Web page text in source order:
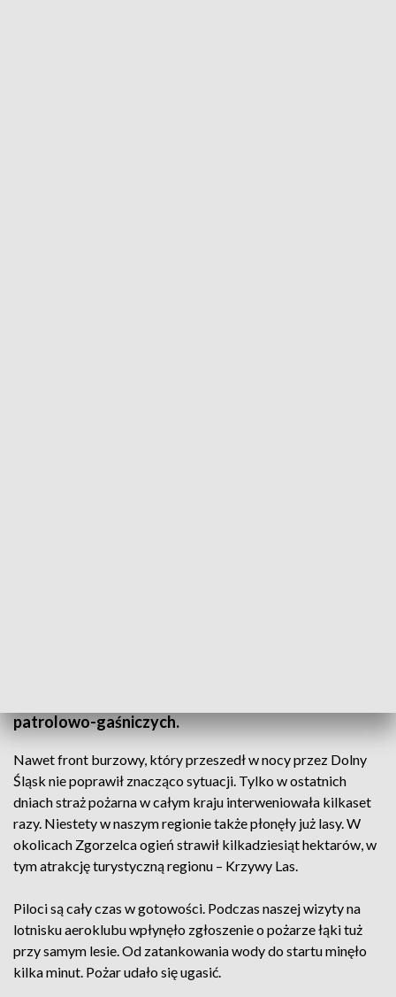
patrolowo-gaśniczych.
Nawet front burzowy, który przeszedł w nocy przez Dolny
Śląsk nie poprawił znacząco sytuacji. Tylko w ostatnich
dniach straż pożarna w całym kraju interweniowała kilkaset
razy. Niestety w naszym regionie także płonęły już lasy. W
okolicach Zgorzelca ogień strawił kilkadziesiąt hektarów, w
tym atrakcję turystyczną regionu – Krzywy Las.
Piloci są cały czas w gotowości. Podczas naszej wizyty na
lotnisku aeroklubu wpłynęło zgłoszenie o pożarze łąki tuż
przy samym lesie. Od zatankowania wody do startu minęło
kilka minut. Pożar udało się ugasić.